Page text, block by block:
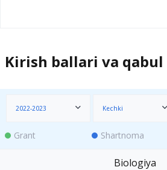
Kirish ballari va
2022-2023 Kechki
Grant Shartnoma
Biologiya